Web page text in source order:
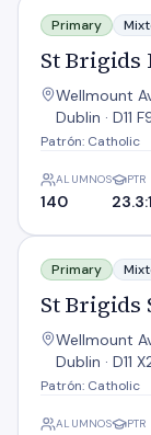
Primary
St Brigids
Wellmount
Dublin · D11
Patrón: Catholic
ALUMNOS
140
PTR
23.3:1
St Brigids Senior
Primary
St Brigids
Wellmount
Dublin · D11
Patrón: Catholic
ALUMNOS PTR